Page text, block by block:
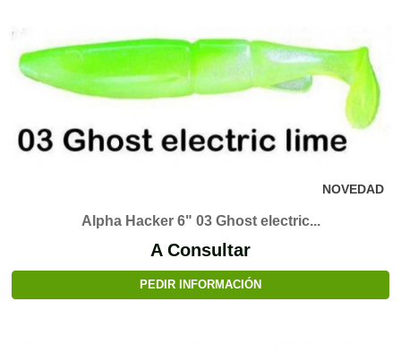
NOVEDAD
Alpha Hacker 6" 03 Ghost electric...
A Consultar
PEDIR INFORMACIÓN